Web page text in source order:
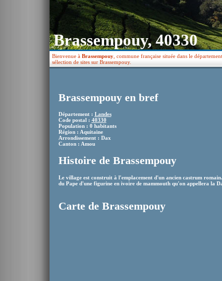
Brassempouy, 40330
Bienvenue à Brassempouy , commune française située dans le
sélection de sites sur Brassempouy.
Brassempouy en bref
Département : Landes
Code postal : 40330
Population : 0 habitants
Région : Aquitaine
Arrondissement : Dax
Canton : Amou
Histoire de Brassempouy
Le village est construit à l'emplacement d'un ancien castrum
du Pape d'une figurine en ivoire de mammouth qu'on appellera la
Carte de Brassempouy